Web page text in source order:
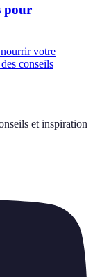
pour
votre
conseils
et inspiration